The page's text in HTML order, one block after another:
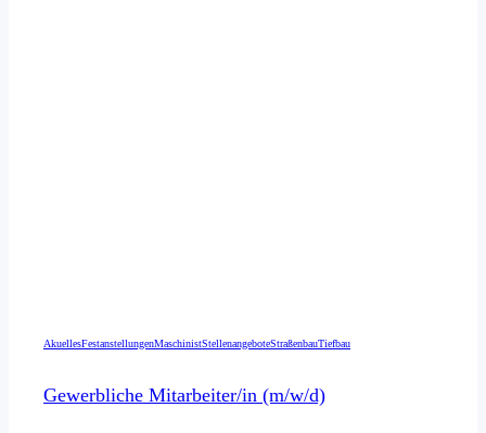
AkuellesFestanstellungenMaschinistStellenangeboteStraßenbauTiefbau
Gewerbliche Mitarbeiter/in (m/w/d)